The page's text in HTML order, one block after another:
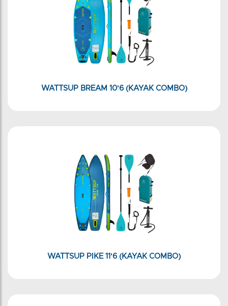
WATTSUP BREAM 10'6 (KAYAK COMBO)
WATTSUP PIKE 11'6 (KAYAK COMBO)